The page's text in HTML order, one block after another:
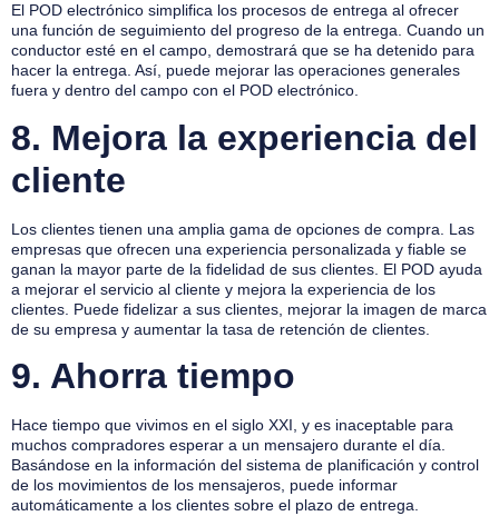
El POD electrónico simplifica los procesos de entrega al ofrecer
una función de seguimiento del progreso de la entrega. Cuando un
conductor esté en el campo, demostrará que se ha detenido para
hacer la entrega. Así, puede mejorar las operaciones generales
fuera y dentro del campo con el POD electrónico.
8. Mejora la experiencia del
cliente
Los clientes tienen una amplia gama de opciones de compra. Las
empresas que ofrecen una experiencia personalizada y fiable se
ganan la mayor parte de la fidelidad de sus clientes. El POD ayuda
a mejorar el servicio al cliente y mejora la experiencia de los
clientes. Puede fidelizar a sus clientes, mejorar la imagen de marca
de su empresa y aumentar la tasa de retención de clientes.
9. Ahorra tiempo
Hace tiempo que vivimos en el siglo XXI, y es inaceptable para
muchos compradores esperar a un mensajero durante el día.
Basándose en la información del sistema de planificación y control
de los movimientos de los mensajeros, puede informar
automáticamente a los clientes sobre el plazo de entrega.